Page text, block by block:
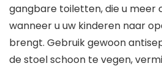
gangbare toiletten, die u meer
wanneer u uw kinderen naar
brengt. Gebruik gewoon
de stoel schoon te vegen,